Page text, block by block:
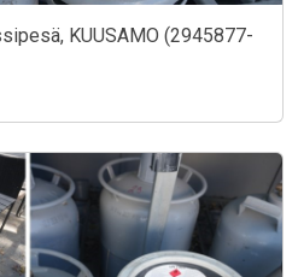
KUUSAMO (2945877-